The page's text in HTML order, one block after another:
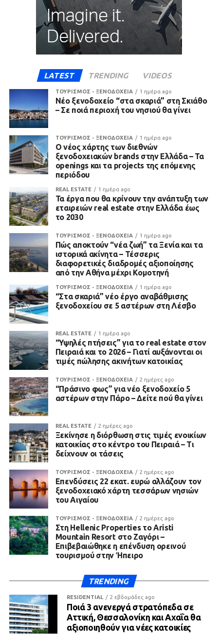
LATEST TRENDING VIDEOS
ΤΟΥΡΙΣΜΟΣ - ΞΕΝΟΔΟΧΕΙΑ 1 ημέρα ago
Νέο ξενοδοχείο “στα σκαριά” στη Σκιάθο
– Σε ποιά περιοχή του νησιού θα γίνει
ΤΟΥΡΙΣΜΟΣ - ΞΕΝΟΔΟΧΕΙΑ 1 ημέρα ago
Ο νέος χάρτης των διεθνών
ξενοδοχειακών brands στην Ελλάδα – Τα
openings και τα projects της επόμενης
περιόδου
REAL ESTATE 1 ημέρα ago
Τα έργα που θα κρίνουν την ανάπτυξη των
εταιρειών real estate στην Ελλάδα έως
το 2030
ΤΟΥΡΙΣΜΟΣ - ΞΕΝΟΔΟΧΕΙΑ 1 ημέρα ago
Πώς αποκτούν “νέα ζωή” τα Ξενία και τα
ιστορικά ακίνητα – Τέσσερις
διαφορετικές διαδρομές αξιοποίησης
από την Αθήνα μέχρι Κομοτηνή
ΤΟΥΡΙΣΜΟΣ - ΞΕΝΟΔΟΧΕΙΑ 1 ημέρα ago
“Στα σκαριά” νέο έργο αναβάθμισης
ξενοδοχείου σε 5 αστέρων στη Λέσβο
REAL ESTATE 1 ημέρα ago
“Υψηλές πτήσεις” για το real estate στον
Πειραιά και το 2026 – Γιατί αυξάνονται οι
τιμές πώλησης ακινήτων κατοικίας
ΤΟΥΡΙΣΜΟΣ - ΞΕΝΟΔΟΧΕΙΑ 2 ημέρες ago
“Πράσινο φως” για νέο ξενοδοχείο 5
αστέρων στην Πάρο – Δείτε πού θα γίνει
REAL ESTATE 2 ημέρες ago
Ξεκίνησε η διόρθωση στις τιμές ενοικίων
κατοικίας στο κέντρο του Πειραιά – Τι
δείχνουν οι τάσεις
ΤΟΥΡΙΣΜΟΣ - ΞΕΝΟΔΟΧΕΙΑ 2 ημέρες ago
Επενδύσεις 22 εκατ. ευρώ αλλάζουν τον
ξενοδοχειακό χάρτη τεσσάρων νησιών
του Αιγαίου
ΤΟΥΡΙΣΜΟΣ - ΞΕΝΟΔΟΧΕΙΑ 2 ημέρες ago
Στη Hellenic Properties το Aristi
Mountain Resort στο Ζαγόρι –
Επιβεβαιώθηκε η επένδυση ορεινού
τουρισμού στην Ήπειρο
TRENDING
RESIDENTIAL 2 εβδομάδες ago
Ποιά 3 ανενεργά στρατόπεδα σε
Αττική, Θεσσαλονίκη και Αχαΐα θα
αξιοποιηθούν για νέες κατοικίες